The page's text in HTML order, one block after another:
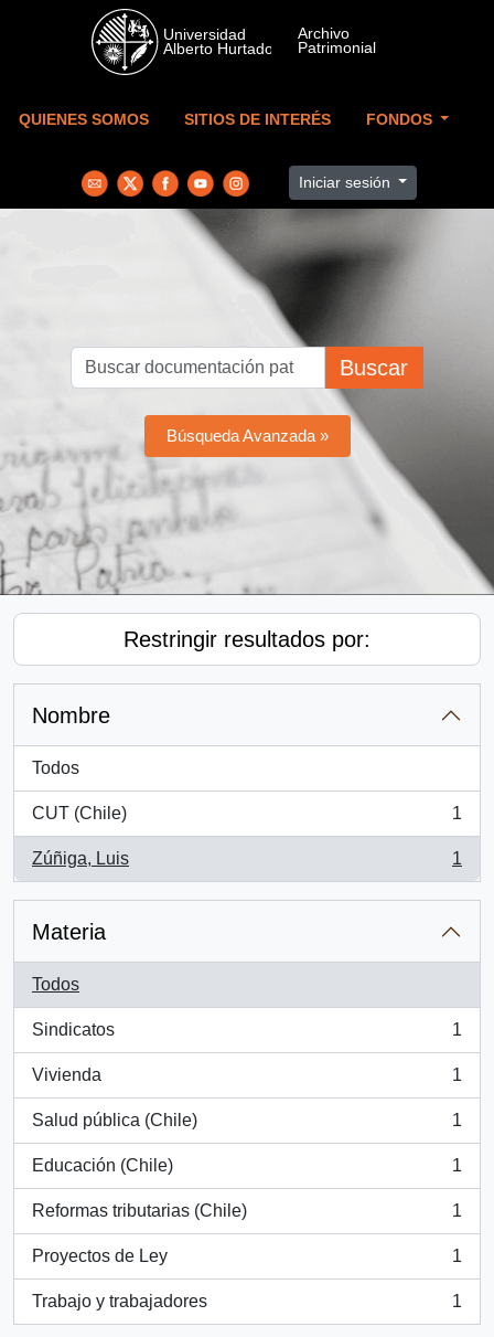
Skip to main content
QUIENES SOMOS SITIOS DE INTERÉS FONDOS
Iniciar sesión
Buscar
Búsqueda Avanzada »
Restringir resultados por:
Nombre
Todos
CUT (Chile)
, 1 resultados
1
Zúñiga, Luis
, 1 resultados
1
Materia
Todos
Sindicatos
, 1 resultados
1
Vivienda
, 1 resultados
1
Salud pública (Chile)
, 1 resultados
1
Educación (Chile)
, 1 resultados
1
Reformas tributarias (Chile)
, 1 resultados
1
Proyectos de Ley
, 1 resultados
1
Trabajo y trabajadores
, 1 resultados
1